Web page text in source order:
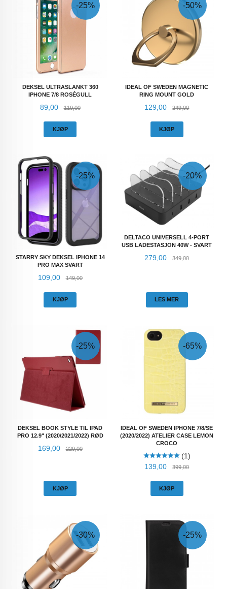
DEKSEL ULTRASLANKT 360
IPHONE 7/8 ROSÉGULL
Tilbud
89,00 119,00Rabatt
-25%
KJØP
IDEAL OF SWEDEN MAGNETIC
RING MOUNT GOLD
Tilbud
129,00 249,00Rabatt
-50%
KJØP
STARRY SKY DEKSEL IPHONE 14
PRO MAX SVART
Tilbud
109,00 149,00Rabatt
-25%
KJØP
DELTACO UNIVERSELL 4-PORT
USB LADESTASJON 40W - SVART
Tilbud
279,00 349,00Rabatt
-20%
LES MER
DEKSEL BOOK STYLE TIL IPAD
PRO 12.9" (2020/2021/2022) RØD
Tilbud
169,00 229,00Rabatt
-25%
KJØP
IDEAL OF SWEDEN IPHONE 7/8/SE
(2020/2022) ATELIER CASE LEMON
CROCO
(1)
Tilbud
139,00 399,00Rabatt
-65%
KJØP
-30% -25%